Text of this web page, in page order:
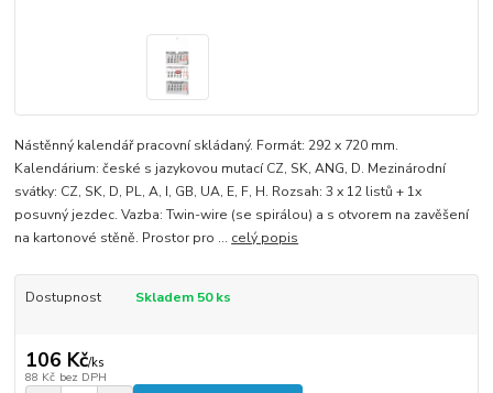
Nástěnný kalendář pracovní skládaný. Formát: 292 x 720 mm.
Kalendárium: české s jazykovou mutací CZ, SK, ANG, D. Mezinárodní
svátky: CZ, SK, D, PL, A, I, GB, UA, E, F, H. Rozsah: 3 x 12 listů + 1x
posuvný jezdec. Vazba: Twin-wire (se spirálou) a s otvorem na zavěšení
na kartonové stěně. Prostor pro ... celý popis
Dostupnost Skladem 50 ks
106 Kč/ks
88 Kč bez DPH